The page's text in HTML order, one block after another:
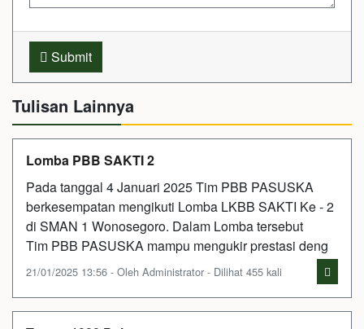
Submit
Tulisan Lainnya
Lomba PBB SAKTI 2
Pada tanggal 4 Januari 2025 Tim PBB PASUSKA
berkesempatan mengikuti Lomba LKBB SAKTI Ke - 2
di SMAN 1 Wonosegoro. Dalam Lomba tersebut
Tim PBB PASUSKA mampu mengukir prestasi deng
21/01/2025 13:56 - Oleh Administrator - Dilihat 455 kali